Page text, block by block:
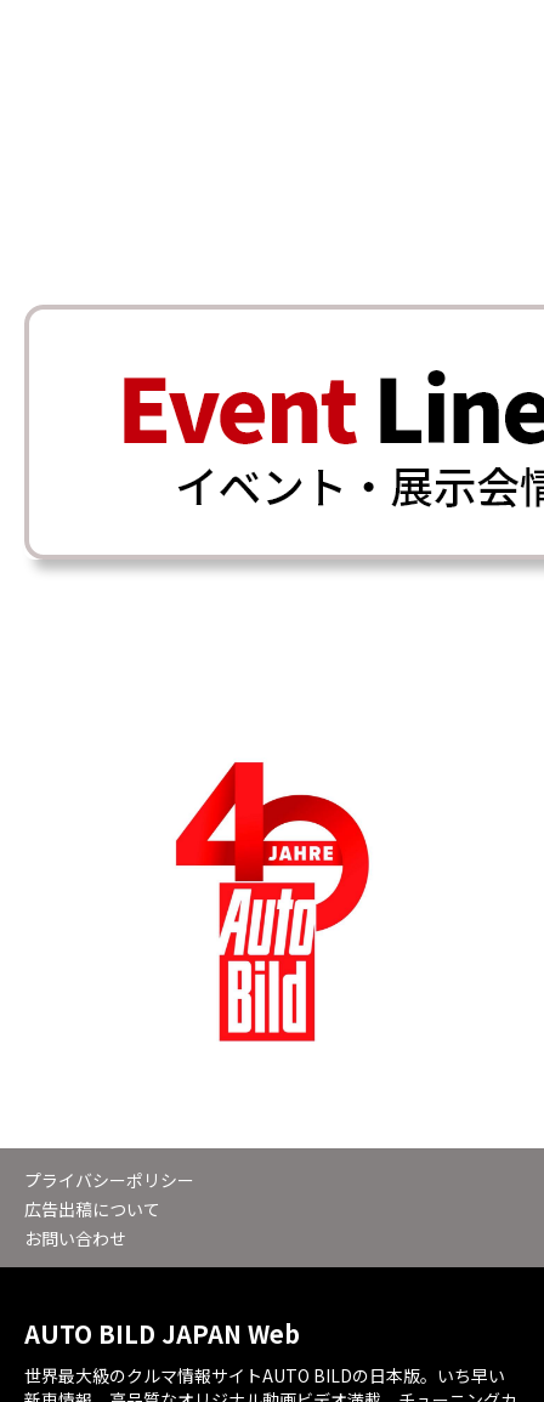
プライバシーポリシー
広告出稿について
お問い合わせ
AUTO BILD JAPAN Web
世界最大級のクルマ情報サイトAUTO BILDの日本版。いち早い